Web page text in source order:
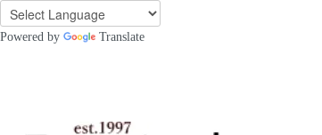
Powered by Translate